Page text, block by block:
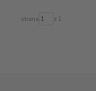
strana z 1